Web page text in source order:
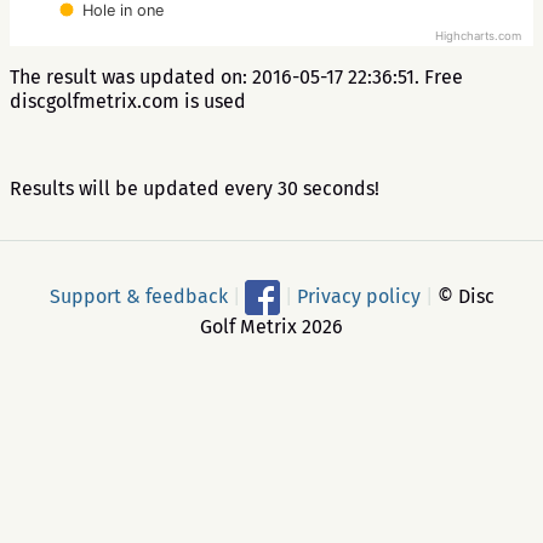
Hole in one
Highcharts.com
The result was updated on: 2016-05-17 22:36:51. Free
discgolfmetrix.com is used
Results will be updated every 30 seconds!
Support & feedback Privacy policy
© Disc
Golf Metrix 2026